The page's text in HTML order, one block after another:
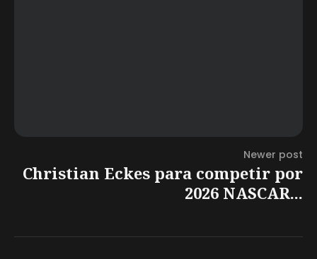
Newer post
Christian Eckes para competir por
2026 NASCAR...